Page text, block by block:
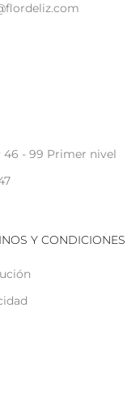
46 - 99 Primer nivel
Y CONDICIONES